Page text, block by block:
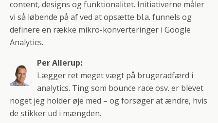
content, designs og funktionalitet. Initiativerne måler
vi så løbende på af ved at opsætte bl.a. funnels og
definere en række mikro-konverteringer i Google
Analytics.
Per Allerup:
Lægger ret meget vægt på brugeradfærd i
analytics. Ting som bounce race osv. er blevet
noget jeg holder øje med – og forsøger at ændre, hvis
de stikker ud i mængden.